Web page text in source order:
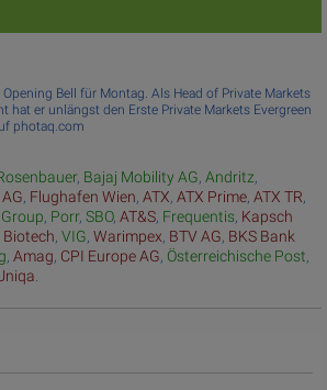
Bell für Montag. Als Head of Private Markets
hat er unlängst den Erste Private Markets Evergreen
photaq.com
, Bajaj Mobility AG, Andritz,
, Flughafen Wien, ATX, ATX Prime, ATX TR,
, Porr, SBO, AT&S, Frequentis, Kapsch
, VIG, Warimpex, BTV AG, BKS Bank
, Amag, CPI Europe AG, Österreichische Post,